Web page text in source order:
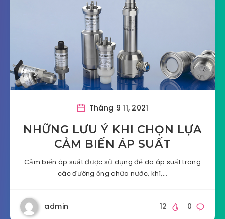
Tháng 9 11, 2021
NHỮNG LƯU Ý KHI CHỌN LỰA
CẢM BIẾN ÁP SUẤT
Cảm biến áp suất được sử dụng để do áp suất trong
các đường ống chứa nước, khí,…
admin 0
12